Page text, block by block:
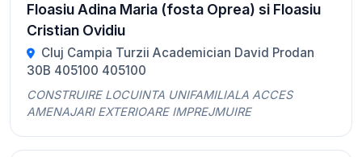
Floasiu Adina Maria (fosta Oprea) si Floasiu
Cristian Ovidiu
Cluj Campia Turzii Academician David Prodan
30B 405100 405100
CONSTRUIRE LOCUINTA UNIFAMILIALA ACCES
AMENAJARI EXTERIOARE IMPREJMUIRE